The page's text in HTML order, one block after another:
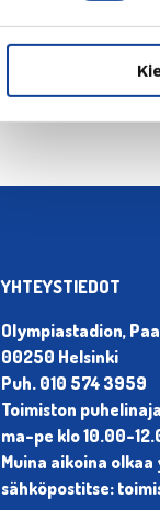
←
YHTEYSTIEDOT
Olympiastadion,
00250 Helsinki
Puh. 010 574 3959
Toimiston
ma-pe klo 10.00-
Muina aikoina
sähköpostitse: